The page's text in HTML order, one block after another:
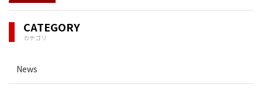
CATEGORY
カテゴリ
News